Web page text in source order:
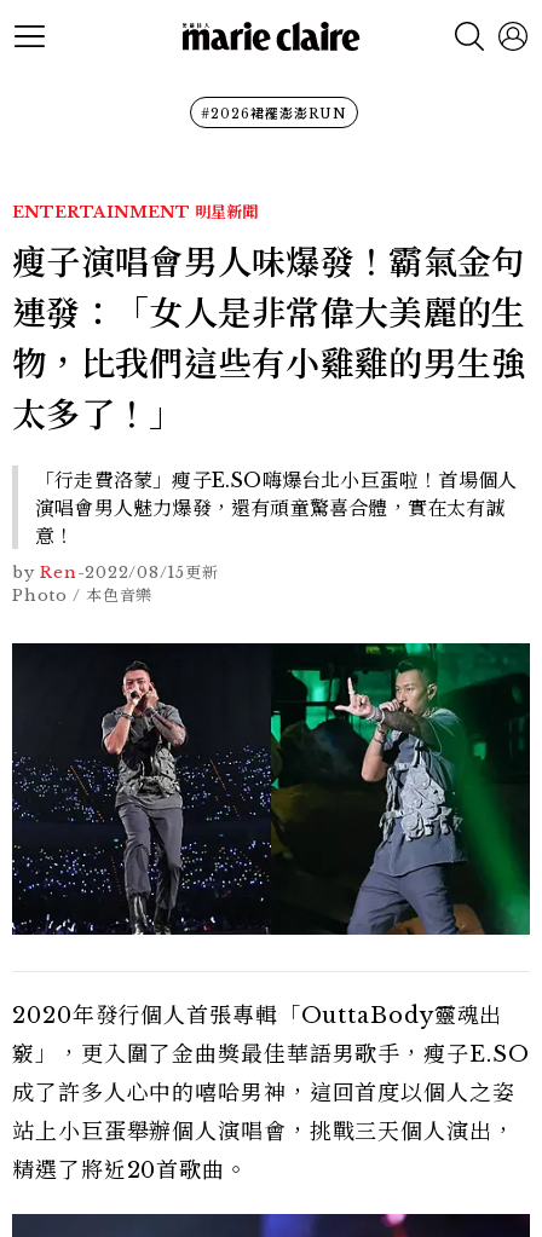
#2026裙襬澎澎RUN
ENTERTAINMENT 明星新聞
瘦子演唱會男人味爆發！霸氣金句
連發：「女人是非常偉大美麗的生
物，比我們這些有小雞雞的男生強
太多了！」
「行走費洛蒙」瘦子E.SO嗨爆台北小巨蛋啦！首場個人
演唱會男人魅力爆發，還有頑童驚喜合體，實在太有誠
意！
by Ren-2022/08/15更新
Photo / 本色音樂
2020年發行個人首張專輯「OuttaBody靈魂出
竅」，更入圍了金曲獎最佳華語男歌手，瘦子E.SO
成了許多人心中的嘻哈男神，這回首度以個人之姿
站上小巨蛋舉辦個人演唱會，挑戰三天個人演出，
精選了將近20首歌曲。